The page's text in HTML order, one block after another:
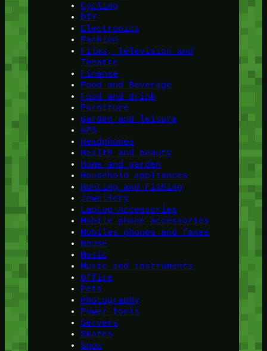
Cycling
DIY
Electronics
Fashion
Films, Television and
Theatre
Finanse
Food and Beverage
Food and drink
Furniture
Garden and leisure
GPS
Headphones
Health and beauty
Home and garden
Household appliances
Hunting and Fishing
Jewellery
Laptop Accessories
Mobile phone accessories
Mobiles phones and faxes
mouse
Music
Music and instruments
Office
Pets
Photography
Power tools
Servers
Skates
Snow